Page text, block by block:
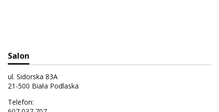
Salon
ul. Sidorska 83A
21-500 Biała Podlaska
Telefon: